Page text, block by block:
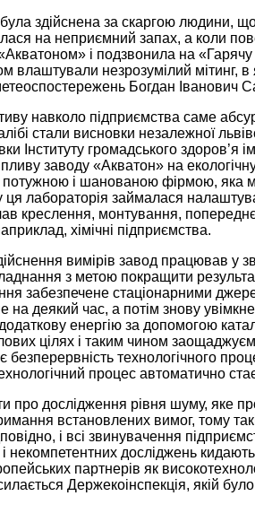
здійснена за скаргою людини,
на неприємний запах, а коли
і подзвонила на
влаштували незрозумілий мітинг, в
Богдан Іванович
навколо підприємства саме
стали висновки незалежної
Інституту громадського
заводу «Акватон» на
і шанованою фірмою, яка
ця лабораторія займалася
креслення, монтування,
хімічні підприємства.
вимірів завод працював
з метою покращити
забезпечене стаціонарними
деякий час, а потім знову
енергію за допомогою
цілях і таким чином
безперервність технологічного
процес автоматично
про дослідження рівня шуму, яке
встановлених вимог, тому
і всі звинувачення
і некомпетентних досліджень
партнерів як
Держ­еко­інспекція, якій